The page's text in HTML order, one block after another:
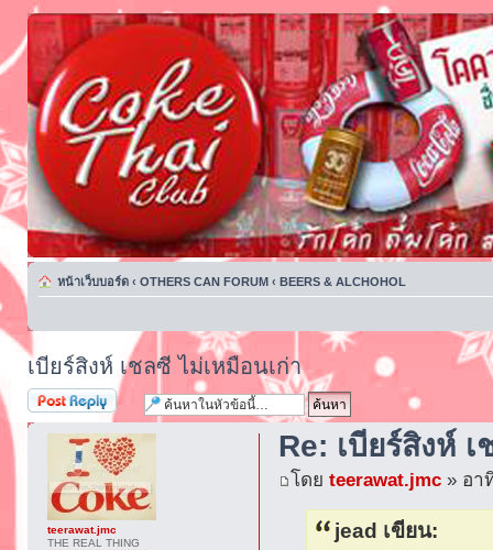
หน้าเว็บบอร์ด ‹ OTHERS CAN FORUM ‹ BEERS & ALCHOHOL
เบียร์สิงห์ เชลซี ไม่เหมือนเก่า
ตอบกระทู้
Re: เบียร์สิงห์
โดยteerawat.jmc » อา
jead เขียน:
teerawat.jmc
THE REAL THING